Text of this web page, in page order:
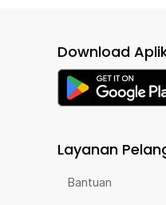
Download
Layanan
Bantuan